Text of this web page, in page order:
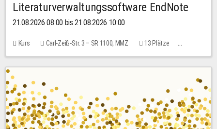
Literaturverwaltungssoftware EndNote
21.08.2026 08:00 bis 21.08.2026 10:00
Kurs Carl-Zeiß-Str. 3 – SR 1100, MMZ
13 Plätze
10,00 EUR